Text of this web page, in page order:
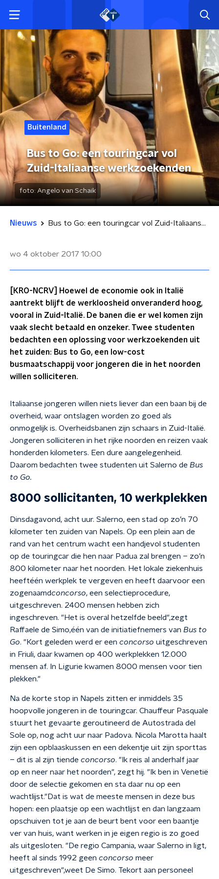
Buitenland
Bus to Go: een touringcar vol
Zuid-Italiaanse werkzoekenden
foto: Angelo van Schaik
Nieuws Bus to Go: een touringcar vol Zuid-Italiaanse werkzoekenden
wo 4 oktober 2017 10:00
[KRO-NCRV] Hoewel de economie ook in Italië
aantrekt blijft de werkloosheid onveranderd hoog,
vooral in Zuid-Italië. De banen die er wel komen zijn
vaak slecht betaald en onzeker. Twee studenten
bedachten een oplossing voor werkzoekenden uit
het zuiden: Bus to Go, een low-cost
busmaatschappij voor jongeren die in het noorden
willen solliciteren.
Italiaanse jongeren willen niets liever dan een baan bij de
overheid, waar ontslagen worden zo goed als
onmogelijk is. Overheidsbanen zijn schaars in Zuid-Italië.
Jongeren solliciteren in het rijke noorden en reizen vaak
honderden kilometers. Een dure aangelegenheid.
Daarom bedachten twee studenten uit Salerno de Bus
to Go.
8000 sollicitanten, 10 werkplekken
Dinsdagavond, acht uur. Salerno, een stad op zo’n 70
kilometer ten zuiden van Napels. Op een plein aan de
rand van het centrum wacht een handjevol studenten
op de touringcar die hen naar Padua zal brengen – zo’n
800 kilometer naar het noorden. Het lokale ziekenhuis
heeftéén werkplek te vergeven en heeft daarvoor een
zogenaamdconcorso, een selectieprocedure,
uitgeschreven. 2400 mensen hebben zich
ingeschreven. " Het is overal hetzelfde beeld",zegt
Raffaele de Simo,één van de initiatiefnemers van Bus to
Go. " Kort geleden werd er een concorso uitgeschreven
in Friuli, daar kwamen op 400 werkplekken 12.000
mensen af. In Ligurie kwamen 8000 mensen voor tien
plekken."
Na de korte stop in Napels zitten er inmiddels 35
hoopvolle jongeren in de touringcar. Chauffeur Pasquale
stuurt het gevaarte geroutineerd de Autostrada del
Sole op, nog acht uur naar Padova. Nicola Marotta haalt
zijn een opblaaskussen en een dekentje uit zijn sporttas
– dit is al zijn tiende concorso. " Ik reis al anderhalf jaar
op en neer naar het noorden", zegt hij. "Ik ben in Venetië
door de selectie gekomen en sta daar nu op een
wachtlijst." Dat is wat de meeste mensen in deze bus
hopen: een plaatsje op een wachtlijst en dan langzaam
opschuiven tot je aan de beurt bent voor een baantje
ver van huis, want werken in je eigen regio is zo goed
als uitgesloten. " De regio Campania, waar Salerno in ligt,
heeft al sinds 1992 geen concorso meer
uitgeschreven",weet De Simo. Tekort aan personeel